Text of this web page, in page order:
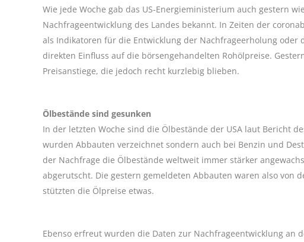
Wie jede Woche gab das US-Energieministerium auch gestern
Nachfrageentwicklung des Landes bekannt. In Zeiten der
als Indikatoren für die Entwicklung der Nachfrageerholung oder
direkten Einfluss auf die börsengehandelten Rohölpreise.
Preisanstiege, die jedoch recht kurzlebig blieben.
Ölbestände sind gesunken
In der letzten Woche sind die Ölbestände der USA laut Bericht
wurden Abbauten verzeichnet sondern auch bei Benzin und
der Nachfrage die Ölbestände weltweit immer stärker
abgerutscht. Die gestern gemeldeten Abbauten waren also von
stützten die Ölpreise etwas.
Ebenso erfreut wurden die Daten zur Nachfrageentwicklung an